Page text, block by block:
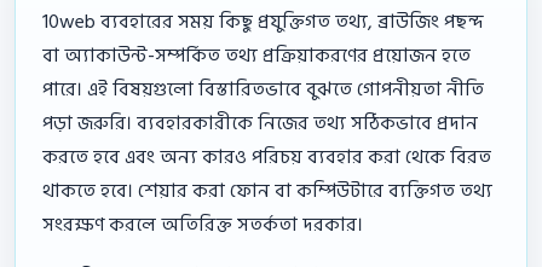
10web ব্যবহারের সময় কিছু প্রযুক্তিগত তথ্য, ব্রাউজিং পছন্দ
বা অ্যাকাউন্ট-সম্পর্কিত তথ্য প্রক্রিয়াকরণের প্রয়োজন হতে
পারে। এই বিষয়গুলো বিস্তারিতভাবে বুঝতে গোপনীয়তা নীতি
পড়া জরুরি। ব্যবহারকারীকে নিজের তথ্য সঠিকভাবে প্রদান
করতে হবে এবং অন্য কারও পরিচয় ব্যবহার করা থেকে বিরত
থাকতে হবে। শেয়ার করা ফোন বা কম্পিউটারে ব্যক্তিগত তথ্য
সংরক্ষণ করলে অতিরিক্ত সতর্কতা দরকার।